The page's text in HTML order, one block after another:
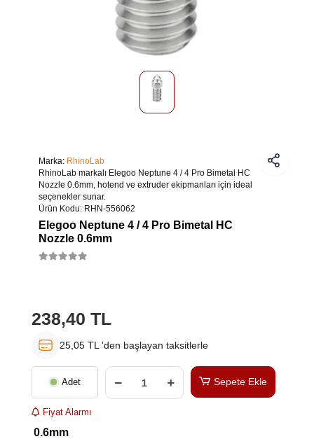
Marka: RhinoLab
RhinoLab markalı Elegoo Neptune 4 / 4 Pro Bimetal HC
Nozzle 0.6mm, hotend ve extruder ekipmanları için ideal
seçenekler sunar.
Ürün Kodu: RHN-556062
Elegoo Neptune 4 / 4 Pro Bimetal HC
Nozzle 0.6mm
238,40 TL
25,05 TL 'den başlayan taksitlerle
Adet Sepete Ekle
Fiyat Alarmı
0.6mm